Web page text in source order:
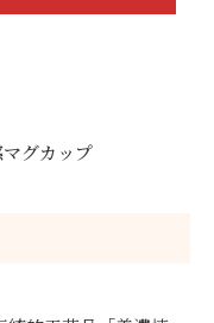
グカップ